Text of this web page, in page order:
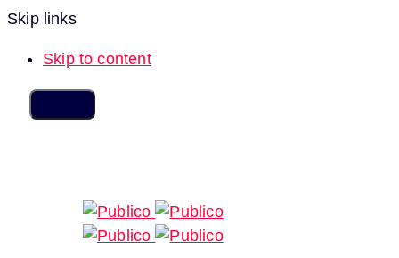
Skip links
Skip to content